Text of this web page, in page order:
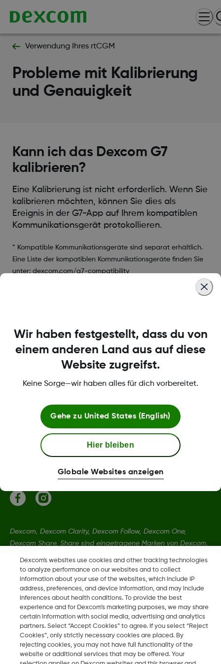
Verwendung Ihres rtCGM
Probleme mit Kalibrierung
und Genauigkeit
Kann ich das Dexcom G7
kalibrieren?
Eine Kalibrierung ist nicht erforderlich. Wenn Sie
kalibrieren möchten, können Sie dies als
Ereignis in der G7-App auf Ihrem kompatiblen
Kommunikationsgerät protokollieren.
* Kompatible Kommunikationsgeräte sind separat erhältlich.
Eine Liste der kompatiblen Kommunikationsgeräte finden Sie
unter: dexcom.com/g7-compatibility
LBL-1000444 Rev001
Bedingungen und Richtlinien
Mehr Informationen
Dexcom, Dexcom Clarity, Dexcom Follow, Dexcom One,
Dexcom Share, Share sind eingetragene Marken von Dexcom,
eingetragen.
LBL-1000444 Rev001
2026 Dexcom, Inc. Alle Rechte vorbehalten.
Dexcom's websites use cookies and other tracking technologies
to analyze performance on our websites and to collect
information about your use of the websites, which include IP
address, preferences, and device information, and may include
inferences about health conditions. To provide the best
experience and for Dexcom’s marketing purposes, we may share
certain information with social media, advertising and analytics
partners. Select “Accept Cookies” to agree. If you select “Reject
Cookies”, only strictly necessary cookies are placed. By
rejecting cookies, you may not have full functionality of the
website or additional services that may be offered. Your
Wir haben festgestellt, dass du von
einem anderen Land aus auf diese
Website zugreifst.
Keine Sorge—wir haben alles für dich vorbereitet.
Gehe zu United States (English)
Hier bleiben
Globale Websites anzeigen